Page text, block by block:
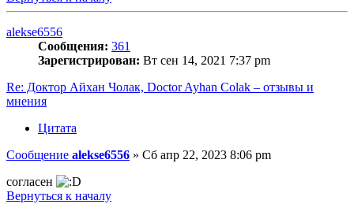
alekse6556
Сообщения: 361
Зарегистрирован: Вт сен 14, 2021 7:37 pm
Re: Доктор Айхан Чолак, Doctor Ayhan Colak – отзывы и
мнения
Цитата
Сообщение alekse6556 » Сб апр 22, 2023 8:06 pm
согласен
Вернуться к началу